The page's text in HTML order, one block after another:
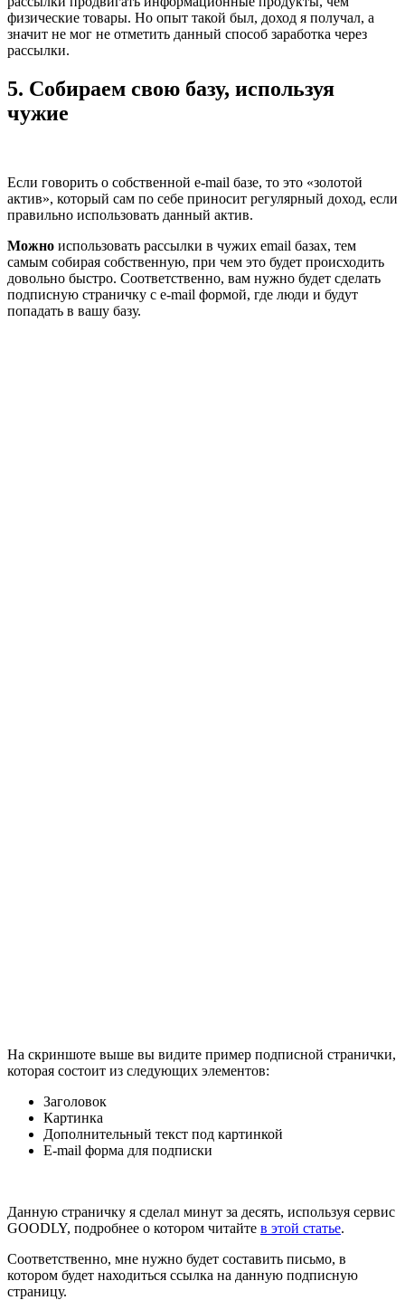
физические товары. Но опыт такой был, доход я получал, а
значит не мог не отметить данный способ заработка через
рассылки.
5. Собираем свою базу, используя
чужие
Если говорить о собственной e-mail базе, то это «золотой
актив», который сам по себе приносит регулярный доход, если
правильно использовать данный актив.
Можно использовать рассылки в чужих email базах, тем
самым собирая собственную, при чем это будет происходить
довольно быстро. Соответственно, вам нужно будет сделать
подписную страничку с e-mail формой, где люди и будут
попадать в вашу базу.
На скриншоте выше вы видите пример подписной странички,
которая состоит из следующих элементов:
Заголовок
Картинка
Дополнительный текст под картинкой
E-mail форма для подписки
Данную страничку я сделал минут за десять, используя сервис
GOODLY, подробнее о котором читайте в этой статье.
Соответственно, мне нужно будет составить письмо, в
котором будет находиться ссылка на данную подписную
страницу.